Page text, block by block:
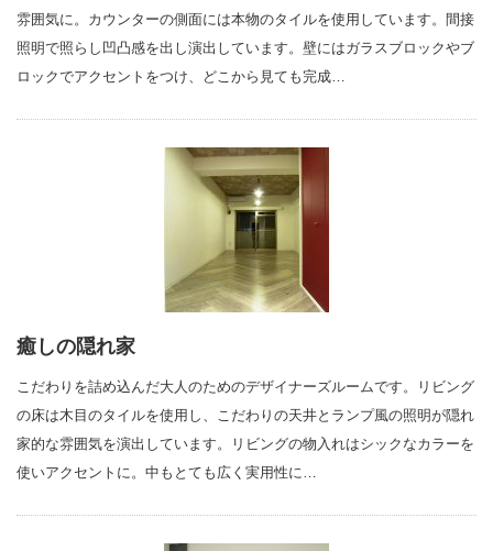
雰囲気に。カウンターの側面には本物のタイルを使用しています。間接
照明で照らし凹凸感を出し演出しています。壁にはガラスブロックやブ
ロックでアクセントをつけ、どこから見ても完成…
癒しの隠れ家
こだわりを詰め込んだ大人のためのデザイナーズルームです。リビング
の床は木目のタイルを使用し、こだわりの天井とランプ風の照明が隠れ
家的な雰囲気を演出しています。リビングの物入れはシックなカラーを
使いアクセントに。中もとても広く実用性に…